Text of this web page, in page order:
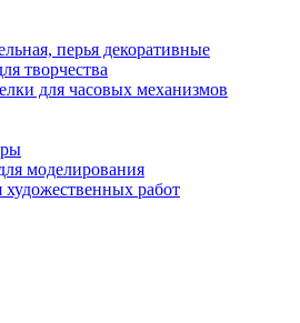
перья декоративные
творчества
для часовых механизмов
моделирования
работ